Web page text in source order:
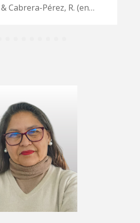
Cabrera-Pérez, R. (en…